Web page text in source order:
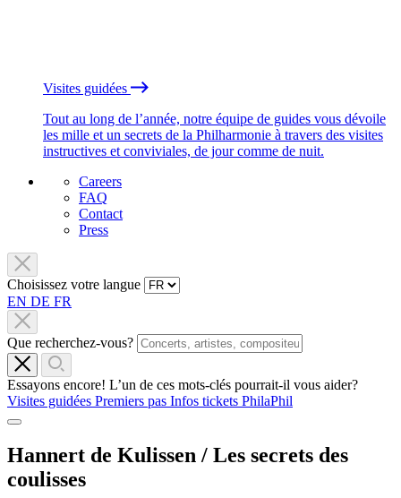
Visites guidées
Tout au long de l’année, notre équipe de guides vous dévoile
les mille et un secrets de la Philharmonie à travers des visites
instructives et conviviales, de jour comme de nuit.
Careers
FAQ
Contact
Press
Choisissez votre langue
EN DE FR
Que recherchez-vous?
Essayons encore! L’un de ces mots-clés pourrait-il vous aider?
Visites guidées Premiers pas Infos tickets PhilaPhil
Hannert de Kulissen / Les secrets des
coulisses